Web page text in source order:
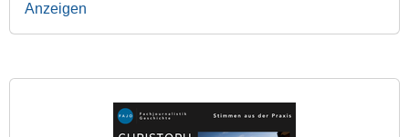
Anzeigen